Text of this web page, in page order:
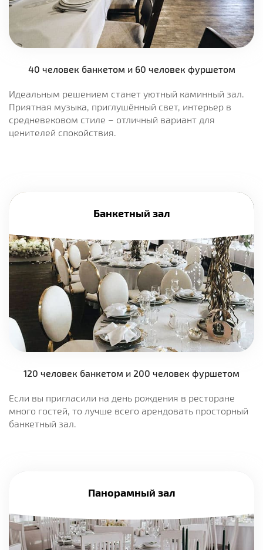
40 человек банкетом и 60 человек фуршетом
Идеальным решением станет уютный каминный зал.
Приятная музыка, приглушённый свет, интерьер в
средневековом стиле – отличный вариант для
ценителей спокойствия.
Банкетный зал
120 человек банкетом и 200 человек фуршетом
Если вы пригласили на день рождения в ресторане
много гостей, то лучше всего арендовать просторный
банкетный зал.
Панорамный зал